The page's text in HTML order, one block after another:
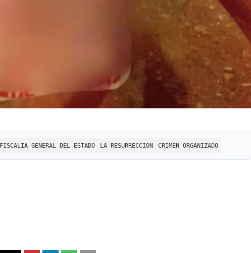
FISCALIA GENERAL DEL ESTADO LA RESURRECCION CRIMEN ORGANIZADO